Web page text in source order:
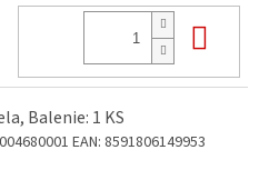
Balenie: 1 KS
EAN: 8591806149953